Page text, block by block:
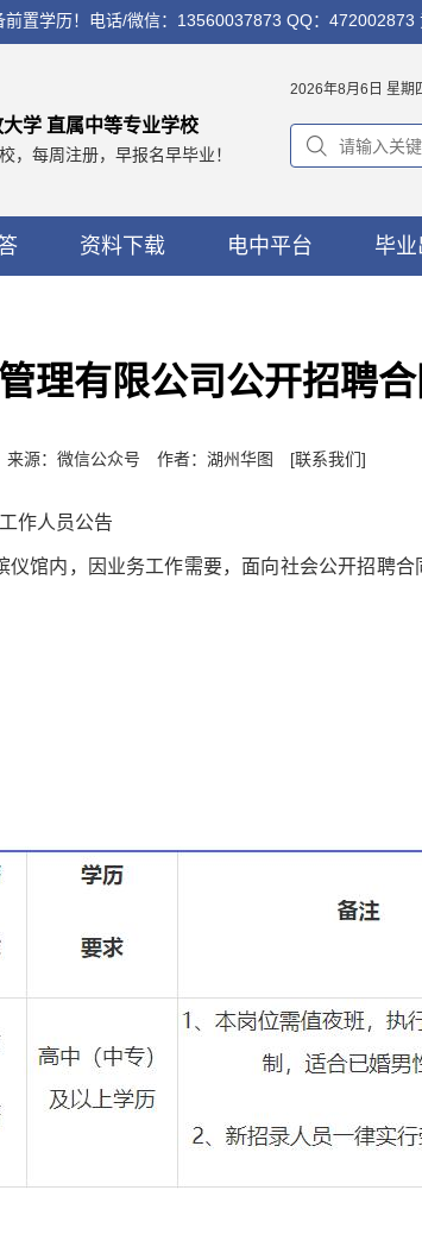
置学历！电话/微信：13560037873 QQ：472002873
学 直属中等专业学校
，每周注册，早报名早毕业！
2026年8月6日 星
资料下载 电中平台 毕
理有限公司公开招聘
来源：微信公众号 作者：湖州华图 [联系我们]
作人员公告
馆内，因业务工作需要，面向社会公开招聘